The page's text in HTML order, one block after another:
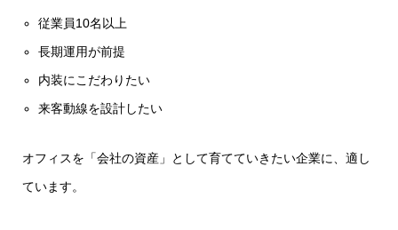
従業員10名以上
長期運用が前提
内装にこだわりたい
来客動線を設計したい
オフィスを「会社の資産」として育てていきたい企業に、適し
ています。